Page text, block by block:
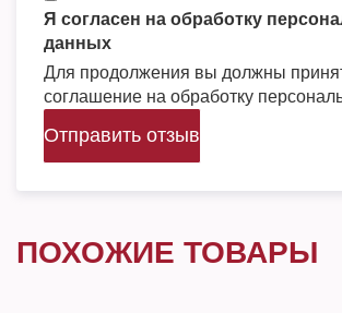
Я согласен на обработку
данных
Для продолжения вы должны
соглашение на обработку
Отправить отзыв
ПОХОЖИЕ ТОВАРЫ